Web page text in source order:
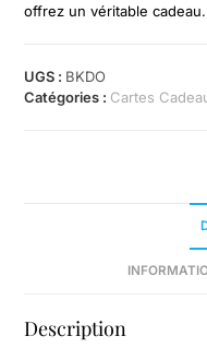
offrez un véritable cadeau.
UGS : BKDO
Catégories : Cartes
Description